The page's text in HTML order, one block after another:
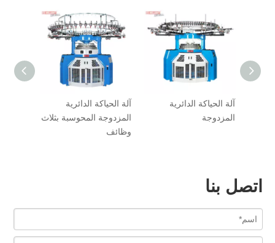
آلة الحياكة الدائرية
المزدوجة المحوسبة بثلاث
وظائف
آلة الحياكة الدائرية
المزدوجة
اتصل بنا